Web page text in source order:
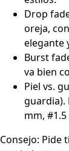
Drop
oreja,
elegante
Burst
va bien
Piel vs.
guardia).
mm,
Consejo: Pide